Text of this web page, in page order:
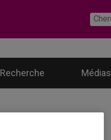
Recherche Médias